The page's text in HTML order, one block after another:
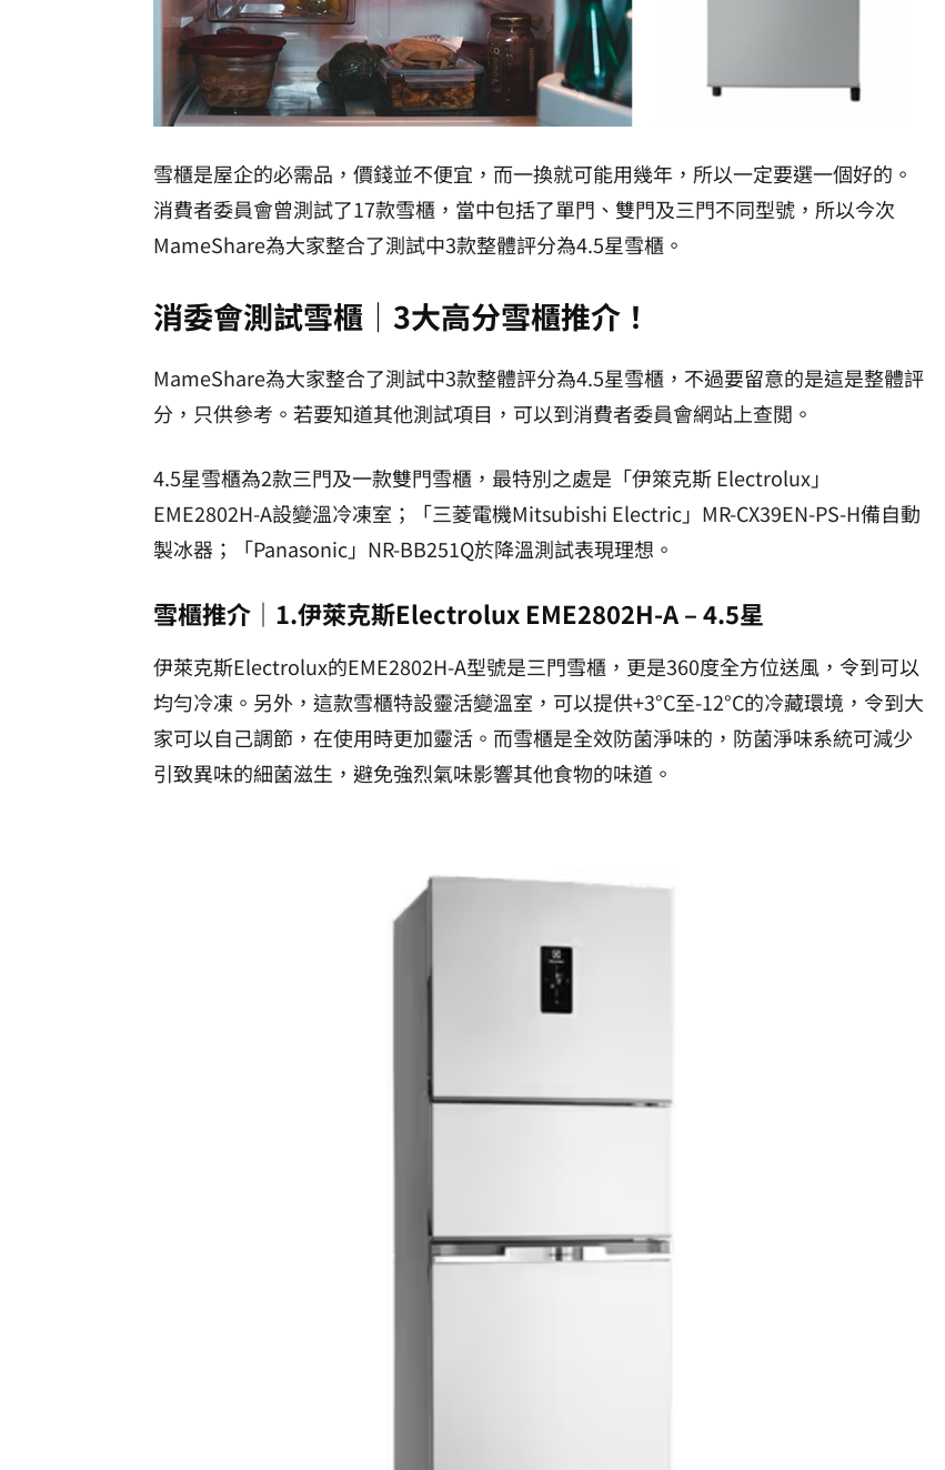
雪櫃是屋企的必需品，價錢並不便宜，而一換就可能用幾年，所以一定要選一個好的。
消費者委員會曾測試了17款雪櫃，當中包括了單門、雙門及三門不同型號，所以今次
MameShare為大家整合了測試中3款整體評分為4.5星雪櫃。
消委會測試雪櫃｜3大高分雪櫃推介！
MameShare為大家整合了測試中3款整體評分為4.5星雪櫃，不過要留意的是這是整體評
分，只供參考。若要知道其他測試項目，可以到消費者委員會網站上查閲。
4.5星雪櫃為2款三門及一款雙門雪櫃，最特別之處是「伊箂克斯 Electrolux」
EME2802H-A設變溫冷凍室；「三菱電機Mitsubishi Electric」MR-CX39EN-PS-H備自動
製冰器；「Panasonic」NR-BB251Q於降溫測試表現理想。
雪櫃推介｜1.伊萊克斯Electrolux EME2802H-A– 4.5星
伊萊克斯Electrolux的EME2802H-A型號是三門雪櫃，更是360度全方位送風，令到可以
均勻冷凍。另外，這款雪櫃特設靈活變溫室，可以提供+3°C至-12°C的冷藏環境，令到大
家可以自己調節，在使用時更加靈活。而雪櫃是全效防菌淨味的，防菌淨味系統可減少
引致異味的細菌滋生，避免強烈氣味影響其他食物的味道。